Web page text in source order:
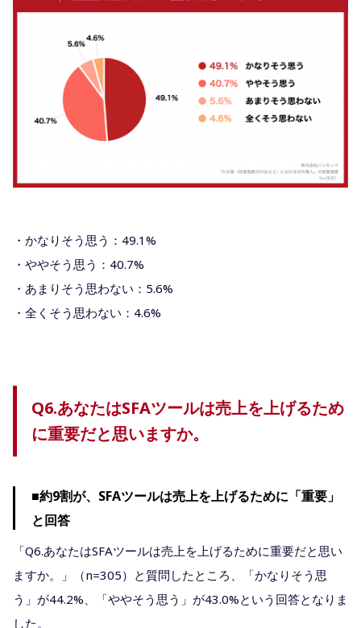
・かなりそう思う：49.1%
・ややそう思う：40.7%
・あまりそう思わない：5.6%
・全くそう思わない：4.6%
Q6.あなたはSFAツールは売上を上げるため
に重要だと思いますか。
■約9割が、SFAツールは売上を上げるために「重要」
と回答
「Q6.あなたはSFAツールは売上を上げるために重要だと思い
ますか。」（n=305）と質問したところ、「かなりそう思
う」が44.2%、「ややそう思う」が43.0%という回答となりま
した。